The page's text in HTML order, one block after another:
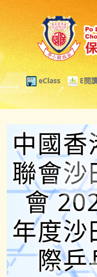
eClass E閱
中國香
聯會沙
會
年度沙
際乒